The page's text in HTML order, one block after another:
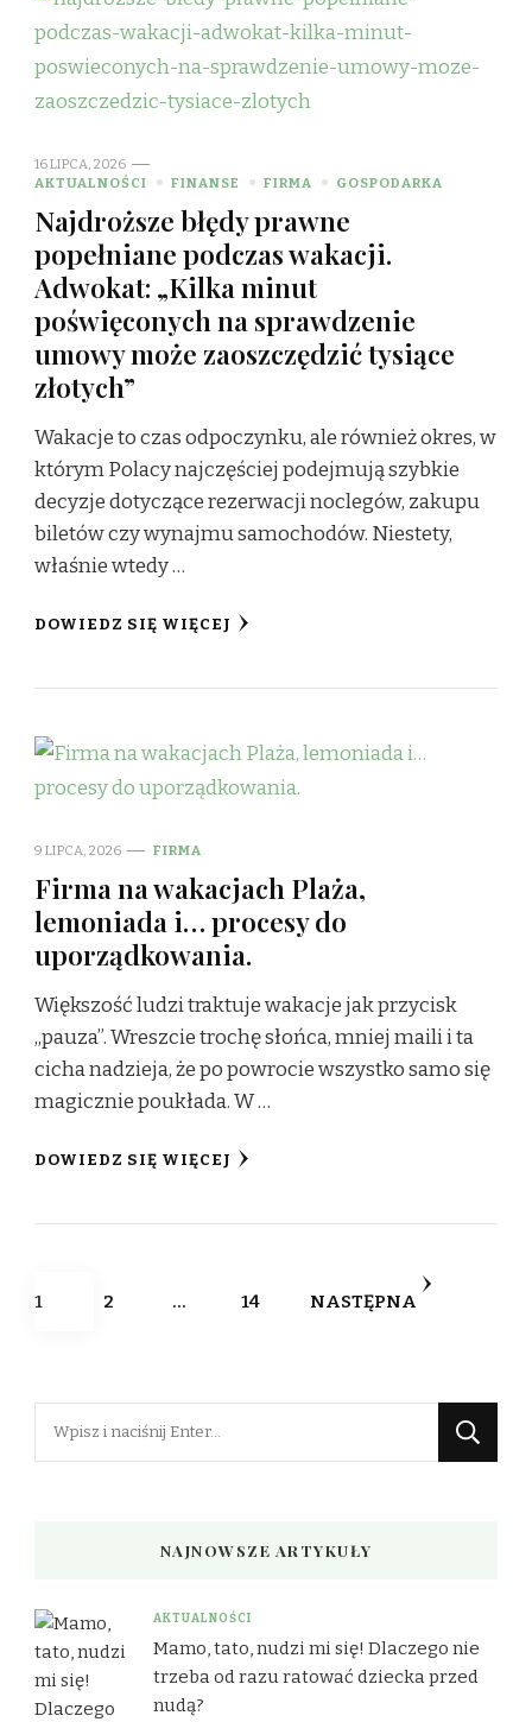
16 LIPCA, 2026
AKTUALNOŚCI
FINANSE FIRMA GOSPODARKA
Najdroższe błędy prawne
popełniane podczas wakacji.
Adwokat: „Kilka minut
poświęconych na sprawdzenie
umowy może zaoszczędzić tysiące
złotych”
Wakacje to czas odpoczynku, ale również okres, w
którym Polacy najczęściej podejmują szybkie
decyzje dotyczące rezerwacji noclegów, zakupu
biletów czy wynajmu samochodów. Niestety,
właśnie wtedy …
DOWIEDZ SIĘ WIĘCEJ
9 LIPCA, 2026 FIRMA
Firma na wakacjach Plaża,
lemoniada i… procesy do
uporządkowania.
Większość ludzi traktuje wakacje jak przycisk
„pauza”. Wreszcie trochę słońca, mniej maili i ta
cicha nadzieja, że po powrocie wszystko samo się
magicznie poukłada. W …
DOWIEDZ SIĘ WIĘCEJ
Stronicowanie
STRONA
1 STRONA
2 … STRONA
14 NASTĘPNA
NAJNOWSZE ARTYKUŁY
AKTUALNOŚCI
Mamo, tato, nudzi mi się! Dlaczego nie
trzeba od razu ratować dziecka przed
nudą?